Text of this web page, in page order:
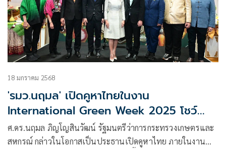
18 มกราคม 2568
'รมว.นฤมล' เปิดคูหาไทยในงาน
International Green Week 2025 โชว์
ความเป็นเลิศของสินค้าเกษตรไทย ชู 'ผำ' ใน
เมนูบะหมี่กึ่งสำเร็จรูป ดันเป็นซูเปอร์ฟู้ดของ
ศ.ดร.นฤมล ภิญโญสินวัฒน์ รัฐมนตรีว่าการกระทรวงเกษตรและ
สหกรณ์ กล่าวในโอกาสเป็นประธานเปิดคูหาไทย ภายในงาน